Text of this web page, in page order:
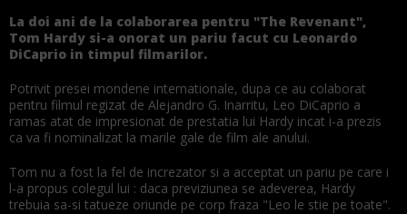
La doi ani de la colaborarea pentru "The Revenant",
Tom Hardy si-a onorat un pariu facut cu Leonardo
DiCaprio in timpul filmarilor.
Potrivit presei mondene internationale, dupa ce au colaborat
pentru filmul regizat de Alejandro G. Inarritu, Leo DiCaprio a
ramas atat de impresionat de prestatia lui Hardy incat i-a prezis
ca va fi nominalizat la marile gale de film ale anului.
Tom nu a fost la fel de increzator si a acceptat un pariu pe care i
l-a propus colegul lui : daca previziunea se adeverea, Hardy
trebuia sa-si tatueze oriunde pe corp fraza "Leo le stie pe toate".